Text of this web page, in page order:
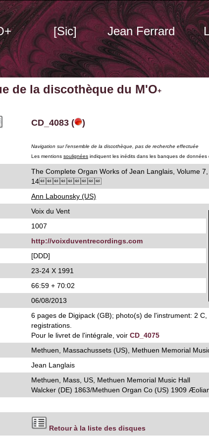
[Sic] Jean Ferrard
de la discothèque du M'O+
CD_4083 ( )
Navigation sur l'ensemble de la discothèque, pas de recherche effectuée
Les mentions soulignées indiquent les inédits dans les banques de données
The Complete Organ Works of Jean Langlais, Volume
14
Ann Labounsky (US)
Voix du Vent
1007
http://voixduventrecordings.com
[DDD]
23-24 X 1991
66:59 + 70:02
06/08/2013
6 pages de Digipack (GB); photo(s) de l'instrument: 2
registrations.
Pour le livret de l'intégrale, voir CD_4075
Methuen, Massachussets (US), Methuen Memorial
Jean Langlais
Methuen, Mass, US, Methuen Memorial Music Hall
Walcker (DE) 1863/Methuen Organ Co (US) 1909
Retour à la liste des disques